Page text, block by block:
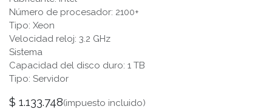
Número de procesador: 2100+
Tipo: Xeon
Velocidad reloj: 3.2 GHz
Sistema
Capacidad del disco duro: 1 TB
Tipo: Servidor
$ 1.133.748(impuesto incluido)